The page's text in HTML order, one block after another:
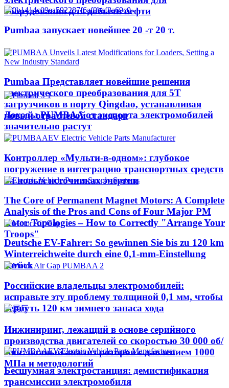
оборудования для добычи нефти
Pumbaa запускает новейшее 20 -т 20 т.
Pumbaa Представляет новейшие решения
электрического преобразования для 5T
загрузчиков в порту Qingdao, устанавливая
новый отраслевой стандарт
Доходы PUMBAA от экспорта электромобилей
значительно растут
Контроллер «Мульти-в-одном»: глубокое
погружение в интеграцию транспортных средств
на новых источниках энергии
The Core of Permanent Magnet Motors: A Complete
Analysis of the Pros and Cons of Four Major PM
Rotor Topologies – How to Correctly "Arrange Your
Troops"
Deutsche EV-Fahrer: So gewinnen Sie bis zu 120 km
Winterreichweite durch eine 0,1-mm-Einstellung
zurück
Российские владельцы электромобилей:
исправьте эту проблему толщиной 0,1 мм, чтобы
вернуть 120 км зимнего запаса хода
Инжиниринг, лежащий в основе серийного
производства двигателей со скоростью 30 000 об/
мин: полный анализ роторов с давлением 1000
МПа и методологий
Бесшумная электростанция: демистификация
трансмиссии электромобиля